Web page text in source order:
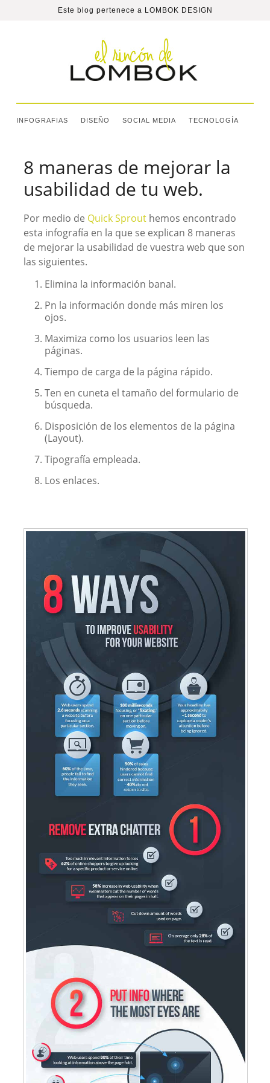
Este blog pertenece a LOMBOK DESIGN
INFOGRAFIAS DISEÑO SOCIAL MEDIA TECNOLOGÍA
8 maneras de mejorar la
usabilidad de tu web.
Por medio de Quick Sprouthemos encontrado
esta infografía en la que se explican 8 maneras
de mejorar la usabilidad de vuestra web que son
las siguientes.
Elimina la información banal.
Pn la información donde más miren los
ojos.
Maximiza como los usuarios leen las
páginas.
Tiempo de carga de la página rápido.
Ten en cuneta el tamaño del formulario de
búsqueda.
Disposición de los elementos de la página
(Layout).
Tipografía empleada.
Los enlaces.